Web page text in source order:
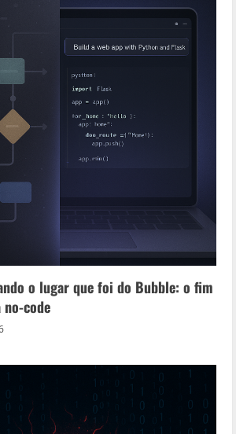
o lugar que foi do Bubble: o fim
code